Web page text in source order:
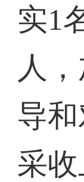
实1
人
导和
采